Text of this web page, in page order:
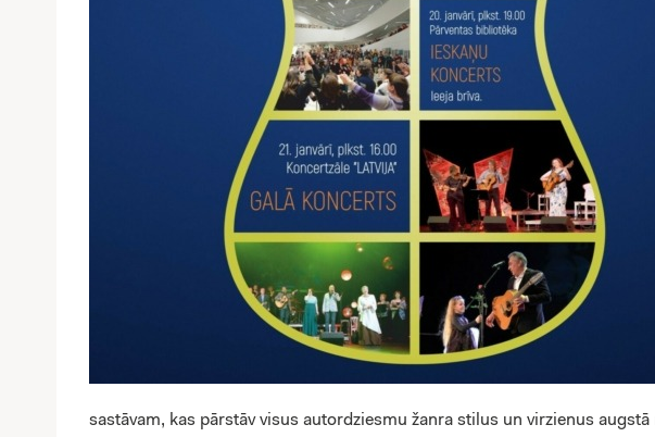
sastāvam, kas pārstāv visus autordziesmu žanra stilus un virzienus